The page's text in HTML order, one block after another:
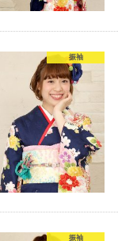
振袖
振袖